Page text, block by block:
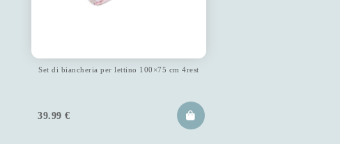
Set di biancheria per lettino 100×75 cm 4rest
39.99 €